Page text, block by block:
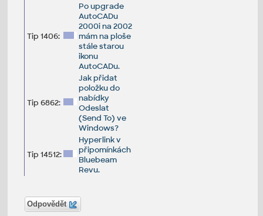
Tip 1406:
Po upgrade
AutoCADu
2000i na 2002
mám na ploše
stále starou
ikonu
AutoCADu.
Tip 6862:
Jak přidat
položku do
nabídky
Odeslat
(Send To) ve
Windows?
Tip 14512:
Hyperlink v
připomínkách
Bluebeam
Revu.
Odpovědět